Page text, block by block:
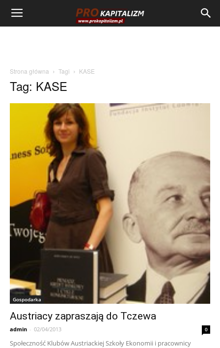
Strona główna Tagi KASE
Tag: KASE
Gospodarka
Austriacy zapraszają do Tczewa
admin - 02/04/2013 0
Społeczność Klubów Austriackiej Szkoły Ekonomii i pracownicy